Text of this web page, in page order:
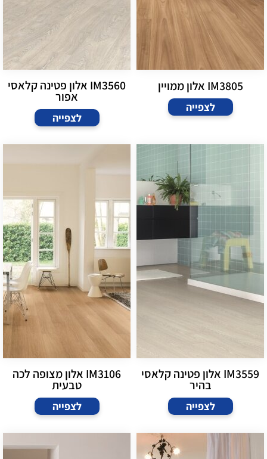
IM3805 אלון ממויין
לצפייה
IM3560 אלון פטינה קלאסי
אפור
לצפייה
IM3559 אלון פטינה קלאסי
בהיר
לצפייה
IM3106 אלון מצופה לכה
טבעית
לצפייה